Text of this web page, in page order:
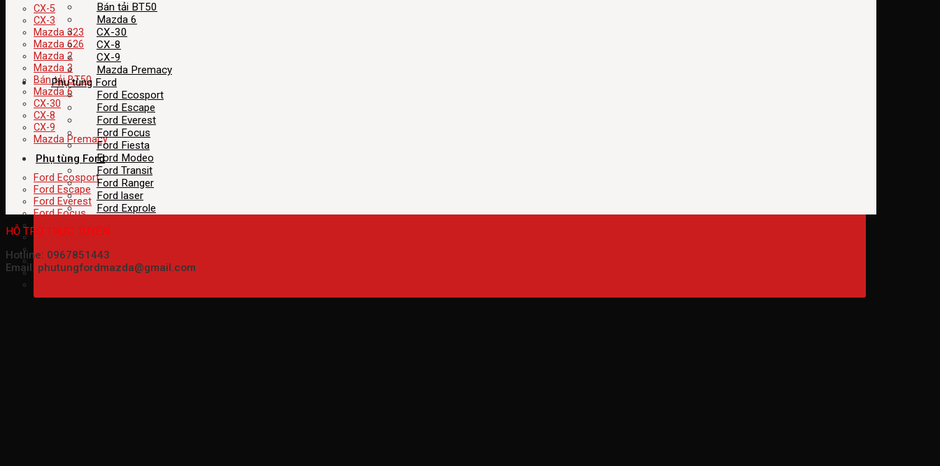
CX-5
CX-3
Mazda 323
Mazda 626
Mazda 2
Mazda 3
Bán tải BT50
Mazda 6
CX-30
CX-8
CX-9
Mazda Premacy
Phụ tùng Ford
Ford Ecosport
Ford Escape
Ford Everest
Ford Focus
Ford Fiesta
Ford Modeo
Ford Transit
Ford Ranger
Ford laser
Bán tải BT50
Mazda 6
CX-30
CX-8
CX-9
Mazda Premacy
Phụ tùng Ford
Ford Ecosport
Ford Escape
Ford Everest
Ford Focus
Ford Fiesta
Ford Modeo
Ford Transit
Ford Ranger
Ford laser
Ford Exprole
HỖ TRỢ TRỰC TUYẾN
Hotline: 0967851443
Email: phutungfordmazda@gmail.com